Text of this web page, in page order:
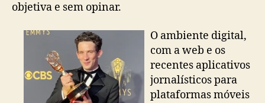
objetiva e sem opinar.
O ambiente digital,
com a web e os
recentes aplicativos
jornalísticos para
plataformas móveis